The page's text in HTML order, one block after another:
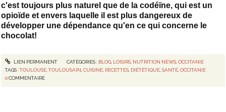
c'est toujours plus naturel que de la codéïne, qui est un
opioïde et envers laquelle il est plus dangereux de
développer une dépendance qu'en ce qui concerne le
chocolat!
LIEN PERMANENT CATÉGORIES : BLOG, LOISIRS, NUTRITION NEWS, OCCITANIE
TAGS :TOULOUSE,TOULOUSAIN,CUISINE, RECETTES, DIÉTÉTIQUE,SANTÉ,OCCITANIE
0COMMENTAIRE